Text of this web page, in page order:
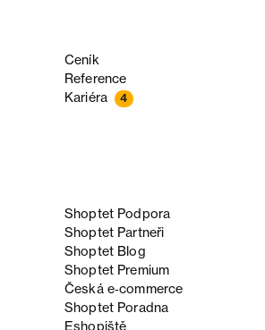
Ceník
Reference
Kariéra 4
Shoptet Podpora
Shoptet Partneři
Shoptet Blog
Shoptet Premium
Česká e‑commerce
Shoptet Poradna
Eshopiště